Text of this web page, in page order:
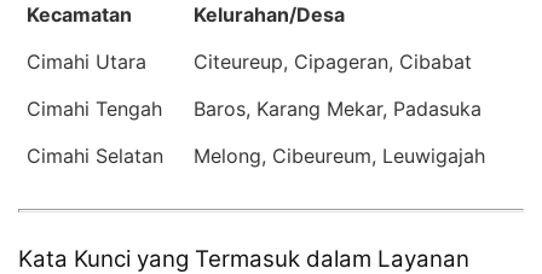
Kecamatan
Kelurahan/Desa
Cimahi Utara
Citeureup, Cipageran, Cibabat
Cimahi Tengah
Baros, Karang Mekar, Padasuka
Cimahi Selatan
Melong, Cibeureum, Leuwigajah
Kata Kunci yang Termasuk dalam Layanan